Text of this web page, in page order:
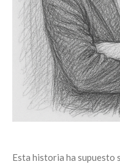
Esta historia ha supuesto